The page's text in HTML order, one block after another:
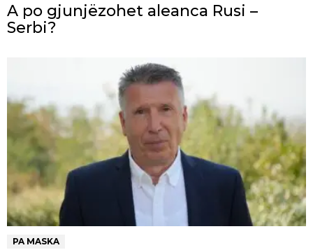
A po gjunjëzohet aleanca Rusi –
Serbi?
PA MASKA